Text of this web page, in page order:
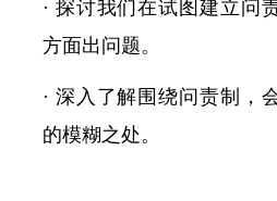
· 探讨我们在试图建立问
方面出问题。
· 深入了解围绕问责制，
的模糊之处。